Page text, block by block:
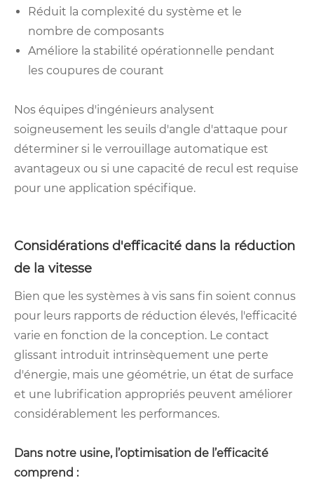
Réduit la complexité du système et le
nombre de composants
Améliore la stabilité opérationnelle pendant
les coupures de courant
Nos équipes d'ingénieurs analysent
soigneusement les seuils d'angle d'attaque pour
déterminer si le verrouillage automatique est
avantageux ou si une capacité de recul est requise
pour une application spécifique.
Considérations d'efficacité dans la réduction
de la vitesse
Bien que les systèmes à vis sans fin soient connus
pour leurs rapports de réduction élevés, l'efficacité
varie en fonction de la conception. Le contact
glissant introduit intrinsèquement une perte
d'énergie, mais une géométrie, un état de surface
et une lubrification appropriés peuvent améliorer
considérablement les performances.
Dans notre usine, l’optimisation de l’efficacité
comprend :